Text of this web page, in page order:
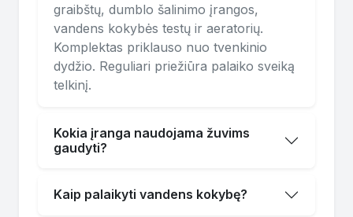
graibštų, dumblo šalinimo įrangos,
vandens kokybės testų ir aeratorių.
Komplektas priklauso nuo tvenkinio
dydžio. Reguliari priežiūra palaiko sveiką
telkinį.
Kokia įranga naudojama žuvims
gaudyti?
Kaip palaikyti vandens kokybę?